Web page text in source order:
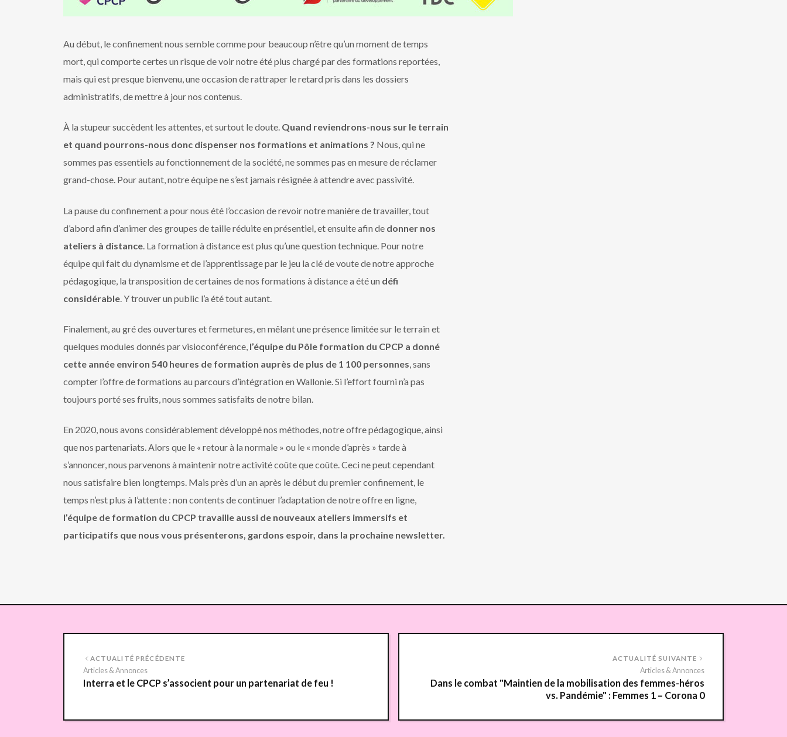
Au début, le confinement nous semble comme pour beaucoup n’être qu’un moment de temps
mort, qui comporte certes un risque de voir notre été plus chargé par des formations reportées,
mais qui est presque bienvenu, une occasion de rattraper le retard pris dans les dossiers
administratifs, de mettre à jour nos contenus.
À la stupeur succèdent les attentes, et surtout le doute. Quand reviendrons-nous sur le terrain
et quand pourrons-nous donc dispenser nos formations et animations ? Nous, qui ne
sommes pas essentiels au fonctionnement de la société, ne sommes pas en mesure de réclamer
grand-chose. Pour autant, notre équipe ne s’est jamais résignée à attendre avec passivité.
La pause du confinement a pour nous été l’occasion de revoir notre manière de travailler, tout
d’abord afin d’animer des groupes de taille réduite en présentiel, et ensuite afin de donner nos
ateliers à distance . La formation à distance est plus qu’une question technique. Pour notre
équipe qui fait du dynamisme et de l’apprentissage par le jeu la clé de voute de notre approche
pédagogique, la transposition de certaines de nos formations à distance a été un défi
considérable . Y trouver un public l’a été tout autant.
Finalement, au gré des ouvertures et fermetures, en mêlant une présence limitée sur le terrain et
quelques modules donnés par visioconférence, l’équipe du Pôle formation du CPCP a donné
cette année environ 540 heures de formation auprès de plus de 1 100 personnes, sans
compter l’offre de formations au parcours d’intégration en Wallonie. Si l’effort fourni n’a pas
toujours porté ses fruits, nous sommes satisfaits de notre bilan.
En 2020, nous avons considérablement développé nos méthodes, notre offre pédagogique, ainsi
que nos partenariats. Alors que le « retour à la normale » ou le « monde d’après » tarde à
s’annoncer, nous parvenons à maintenir notre activité coûte que coûte. Ceci ne peut cependant
nous satisfaire bien longtemps. Mais près d’un an après le début du premier confinement, le
temps n’est plus à l’attente : non contents de continuer l’adaptation de notre offre en ligne,
l’équipe de formation du CPCP travaille aussi de nouveaux ateliers immersifs et
participatifs que nous vous présenterons, gardons espoir, dans la prochaine newsletter.
ACTUALITÉ PRÉCÉDENTE
Articles & Annonces
Interra et le CPCP s’associent pour un partenariat de feu !
ACTUALITÉ SUIVANTE
Articles & Annonces
Dans le combat "Maintien de la mobilisation des femmes-héros
vs. Pandémie" : Femmes 1 – Corona 0